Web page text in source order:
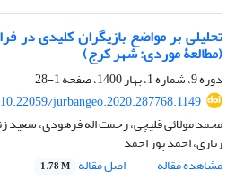
تحلیلی بر مواضع بازیگران کلیدی در
(مطالعۀ موردی: شهر کرج)
دوره 9، شماره 1، بهار 1400، صفحه
1-28
10.22059/jurbangeo.2020.287768.1149
محمد مولائی قلیچی، رحمت اله فرهودی، سعید
زیاری، احمد پور احمد
مشاهده مقاله
اصل مقاله 1.78 M